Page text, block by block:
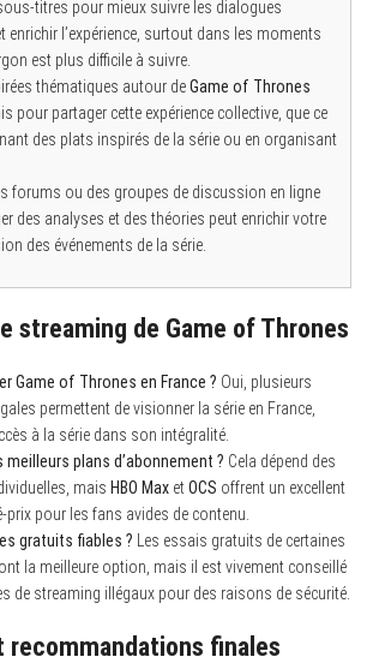
titres pour mieux suivre les dialogues
enrichir l’expérience, surtout dans les moments
est plus difficile à suivre.
thématiques autour deGame of Thrones
pour partager cette expérience collective, que ce
des plats inspirés de la série ou en organisant
forums ou des groupes de discussion en ligne
des analyses et des théories peut enrichir votre
des événements de la série.
streaming de Game of Thrones
Game of Thrones en France ? Oui, plusieurs
permettent de visionner la série en France,
à la série dans son intégralité.
plans d’abonnement ? Cela dépend des
mais HBO MaxetOCS offrent un excellent
prix pour les fans avides de contenu.
gratuits fiables ? Les essais gratuits de certaines
la meilleure option, mais il est vivement conseillé
de streaming illégaux pour des raisons de sécurité.
recommandations finales